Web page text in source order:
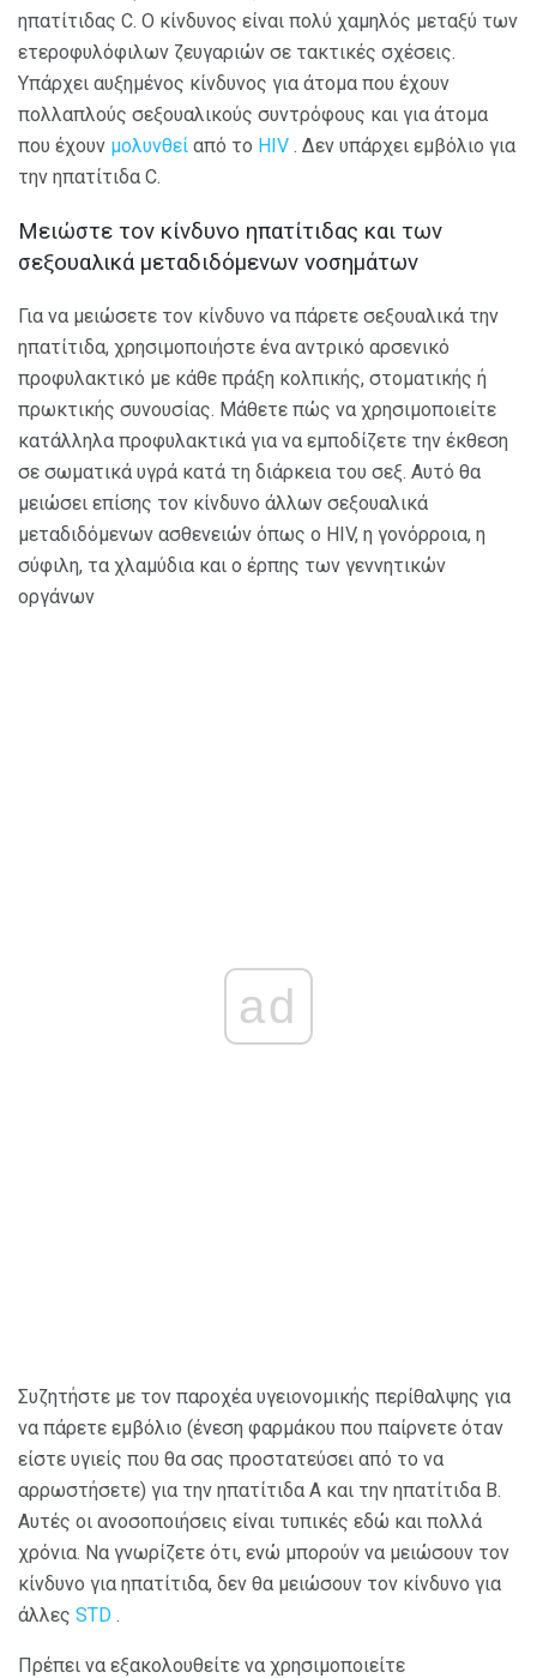
ηπατίτιδας C. Ο κίνδυνος είναι πολύ χαμηλός μεταξύ των
ετεροφυλόφιλων ζευγαριών σε τακτικές σχέσεις.
Υπάρχει αυξημένος κίνδυνος για άτομα που έχουν
πολλαπλούς σεξουαλικούς συντρόφους και για άτομα
που έχουν μολυνθεί από το HIV . Δεν υπάρχει εμβόλιο για
την ηπατίτιδα C.
Μειώστε τον κίνδυνο ηπατίτιδας και των
σεξουαλικά μεταδιδόμενων νοσημάτων
Για να μειώσετε τον κίνδυνο να πάρετε σεξουαλικά την
ηπατίτιδα, χρησιμοποιήστε ένα αντρικό αρσενικό
προφυλακτικό με κάθε πράξη κολπικής, στοματικής ή
πρωκτικής συνουσίας. Μάθετε πώς να χρησιμοποιείτε
κατάλληλα προφυλακτικά για να εμποδίζετε την έκθεση
σε σωματικά υγρά κατά τη διάρκεια του σεξ. Αυτό θα
μειώσει επίσης τον κίνδυνο άλλων σεξουαλικά
μεταδιδόμενων ασθενειών όπως ο HIV, η γονόρροια, η
σύφιλη, τα χλαμύδια και ο έρπης των γεννητικών
οργάνων
ad
Συζητήστε με τον παροχέα υγειονομικής περίθαλψης για
να πάρετε εμβόλιο (ένεση φαρμάκου που παίρνετε όταν
είστε υγιείς που θα σας προστατεύσει από το να
αρρωστήσετε) για την ηπατίτιδα Α και την ηπατίτιδα Β.
Αυτές οι ανοσοποιήσεις είναι τυπικές εδώ και πολλά
χρόνια. Να γνωρίζετε ότι, ενώ μπορούν να μειώσουν τον
κίνδυνο για ηπατίτιδα, δεν θα μειώσουν τον κίνδυνο για
άλλες STD .
Πρέπει να εξακολουθείτε να χρησιμοποιείτε